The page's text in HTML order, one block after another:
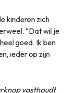
kinderen zich
“Dat wil je
goed. Ik ben
ieder op zijn
vasthoudt